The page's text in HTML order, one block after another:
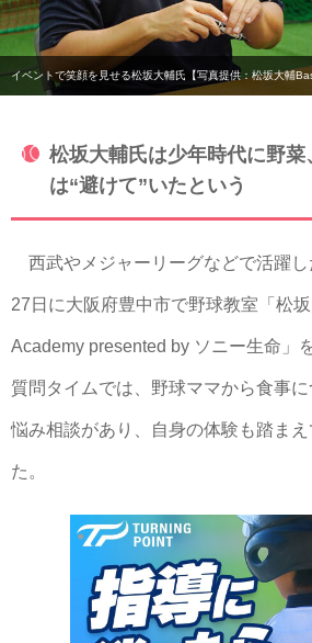
イベントで笑顔を見せる松坂大輔氏【写真提供：松坂大輔
松坂大輔氏は少年時代に野
は“避けて”いたという
西武やメジャーリーグなどで活躍し
27日に大阪府豊中市で野球教室「松坂
Academy presented by ソニー生命」
質問タイムでは、野球ママから食事に
悩み相談があり、自身の体験も踏ま
た。